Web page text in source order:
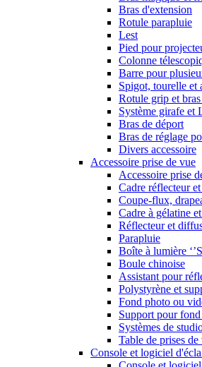
Bras d'extension
Rotule parapluie
Lest
Pied pour
Colonne
Barre pour
Spigot, tourelle et
Rotule grip et
Système girafe et
Bras de déport
Bras de réglage
Divers accessoire
Accessoire prise de vue
Accessoire prise
Cadre réflecteur
Coupe-flux,
Cadre à gélatine
Réflecteur et
Parapluie
Boîte à lumière
Boule chinoise
Assistant pour
Polystyrène et
Fond photo ou
Support pour
Systèmes de
Table de prises de
Console et logiciel